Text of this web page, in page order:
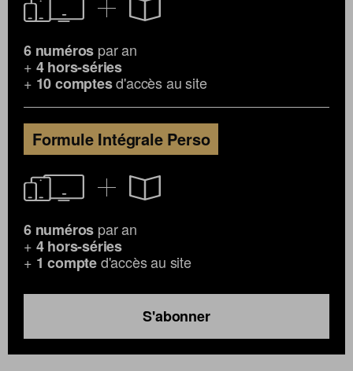
6 numéros par an
+ 4 hors-séries
+ 10 comptesd'accès au site
Formule Intégrale Perso
6 numéros par an
+ 4 hors-séries
+ 1 compted'accès au site
S'abonner